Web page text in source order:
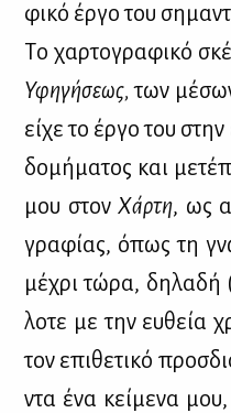
φι­κό έρ­γο του
Tο χαρ­το­γρα­φι­κό
Υφη­γή­σε­ως, των
εί­χε το έρ­γο του
δο­μή­μα­τος και
μου στονΧάρ­τη, ως
γρα­φί­ας, όπως τη
μέ­χρι τώ­ρα, δη­λα­δή
λο­τε με την ευ­θεία
τον επι­θε­τι­κό
ντα ένα κεί­με­να